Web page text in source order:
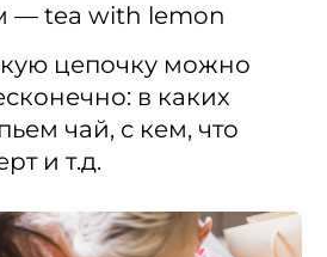
— tea with lemon
цепочку можно
в каких
чай, с кем, что
и т.д.